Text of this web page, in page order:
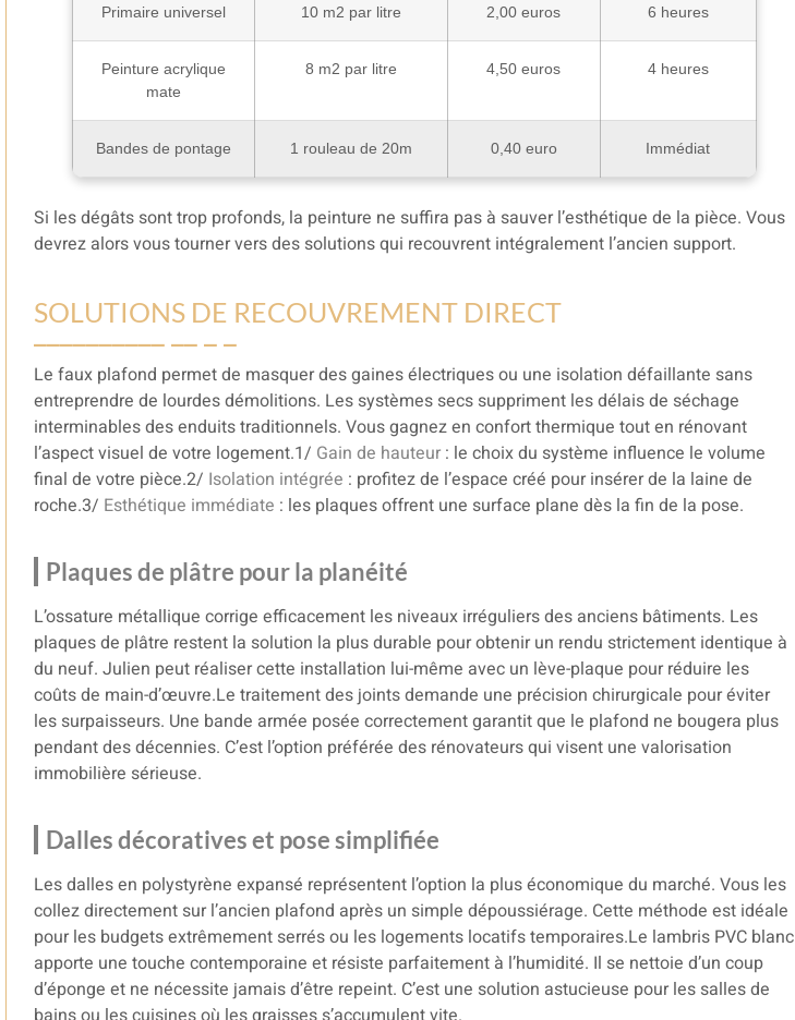
Primaire universel 10 m2 par litre 2,00 euros 6 heures
Peinture acrylique
mate
8 m2 par litre 4,50 euros 4 heures
Bandes de pontage 1 rouleau de 20m 0,40 euro Immédiat
Si les dégâts sont trop profonds, la peinture ne suffira pas à sauver l’esthétique de la pièce. Vous
devrez alors vous tourner vers des solutions qui recouvrent intégralement l’ancien support.
SOLUTIONS DE RECOUVREMENT DIRECT
Le faux plafond permet de masquer des gaines électriques ou une isolation défaillante sans
entreprendre de lourdes démolitions. Les systèmes secs suppriment les délais de séchage
interminables des enduits traditionnels. Vous gagnez en confort thermique tout en rénovant
l’aspect visuel de votre logement.1/ Gain de hauteur : le choix du système influence le volume
final de votre pièce.2/ Isolation intégrée : profitez de l’espace créé pour insérer de la laine de
roche.3/ Esthétique immédiate : les plaques offrent une surface plane dès la fin de la pose.
Plaques de plâtre pour la planéité
L’ossature métallique corrige efficacement les niveaux irréguliers des anciens bâtiments. Les
plaques de plâtre restent la solution la plus durable pour obtenir un rendu strictement identique à
du neuf. Julien peut réaliser cette installation lui-même avec un lève-plaque pour réduire les
coûts de main-d’œuvre.Le traitement des joints demande une précision chirurgicale pour éviter
les surpaisseurs. Une bande armée posée correctement garantit que le plafond ne bougera plus
pendant des décennies. C’est l’option préférée des rénovateurs qui visent une valorisation
immobilière sérieuse.
Dalles décoratives et pose simplifiée
Les dalles en polystyrène expansé représentent l’option la plus économique du marché. Vous les
collez directement sur l’ancien plafond après un simple dépoussiérage. Cette méthode est idéale
pour les budgets extrêmement serrés ou les logements locatifs temporaires.Le lambris PVC blanc
apporte une touche contemporaine et résiste parfaitement à l’humidité. Il se nettoie d’un coup
d’éponge et ne nécessite jamais d’être repeint. C’est une solution astucieuse pour les salles de